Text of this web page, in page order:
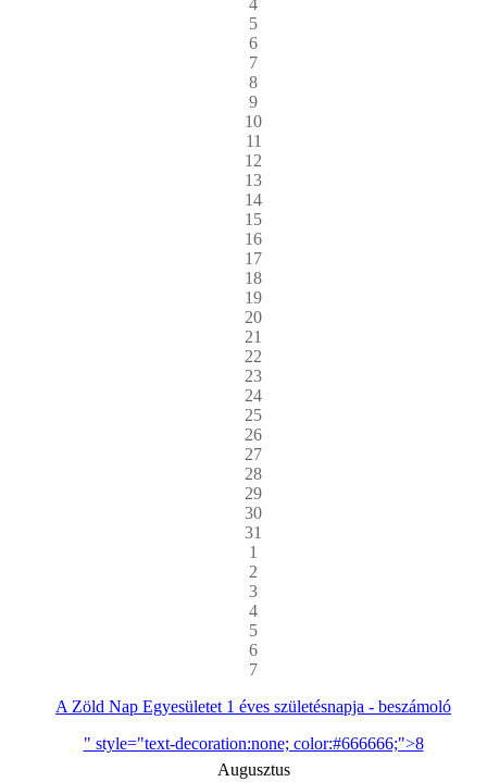
5
6
7
8
9
10
11
12
13
14
15
16
17
18
19
20
21
22
23
24
25
26
27
28
29
30
31
1
2
3
4
5
6
7
A Zöld Nap Egyesületet 1 éves születésnapja - beszámoló
" style="text-decoration:none; color:#666666;">8
Augusztus